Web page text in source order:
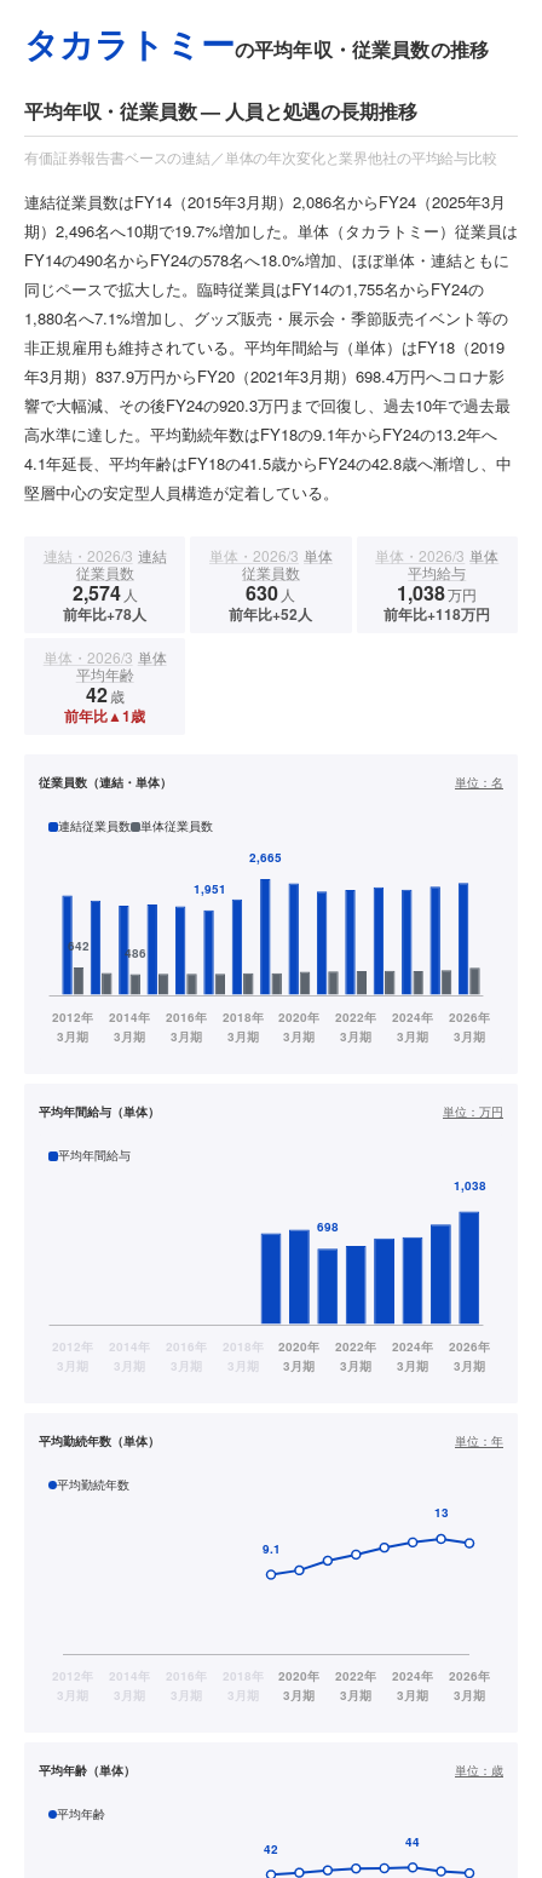
タカラトミーの平均年収・従業員数の推移
平均年収・従業員数 — 人員と処遇の長期推移
有価証券報告書ベースの連結／単体の年次変化と業界他社の平均給与比較
連結従業員数はFY14（2015年3月期）2,086名からFY24（2025年3月
期）2,496名へ10期で19.7%増加した。単体（タカラトミー）従業員は
FY14の490名からFY24の578名へ18.0%増加、ほぼ単体・連結ともに
同じペースで拡大した。臨時従業員はFY14の1,755名からFY24の
1,880名へ7.1%増加し、グッズ販売・展示会・季節販売イベント等の
非正規雇用も維持されている。平均年間給与（単体）はFY18（2019
年3月期）837.9万円からFY20（2021年3月期）698.4万円へコロナ影
響で大幅減、その後FY24の920.3万円まで回復し、過去10年で過去最
高水準に達した。平均勤続年数はFY18の9.1年からFY24の13.2年へ
4.1年延長、平均年齢はFY18の41.5歳からFY24の42.8歳へ漸増し、中
堅層中心の安定型人員構造が定着している。
連結・2026/3 連結
従業員数
2,574 人
前年比+78人
単体・2026/3 単体
従業員数
630 人
前年比+52人
単体・2026/3 単体
平均給与
1,038万円
前年比+118万円
単体・2026/3 単体
平均年齢
42歳
前年比▲1歳
従業員数（連結・単体） 単位： 名
連結従業員数 単体従業員数
平均年間給与（単体） 単位： 万円
平均年間給与
平均勤続年数（単体） 単位： 年
平均勤続年数
平均年齢（単体） 単位： 歳
平均年齢